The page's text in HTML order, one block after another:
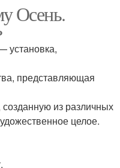
Осень.
установка,
представляющая
из различных
целое.